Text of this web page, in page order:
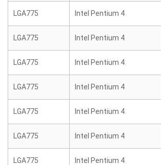
LGA775 Intel Pentium 4
LGA775 Intel Pentium 4
LGA775 Intel Pentium 4
LGA775 Intel Pentium 4
LGA775 Intel Pentium 4
LGA775 Intel Pentium 4
LGA775 Intel Pentium 4